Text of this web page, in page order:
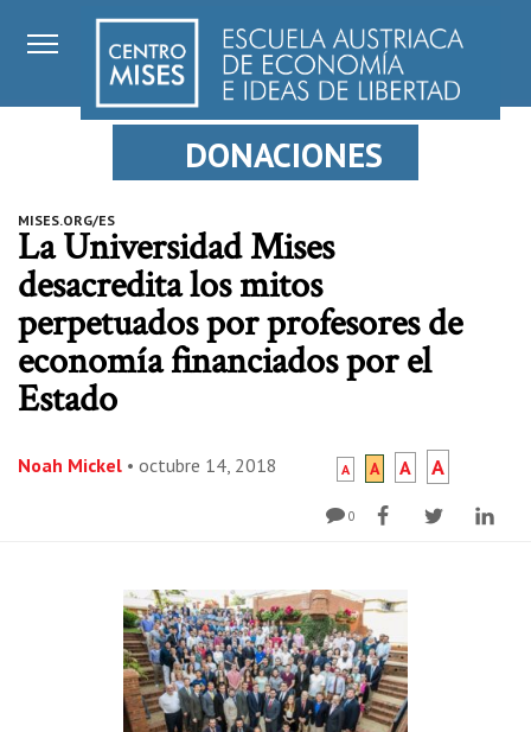
DONACIONES
MISES.ORG/ES
La Universidad Mises
desacredita los mitos
perpetuados por profesores de
economía financiados por el
Estado
Noah Mickel • octubre 14, 2018 A A A A
0